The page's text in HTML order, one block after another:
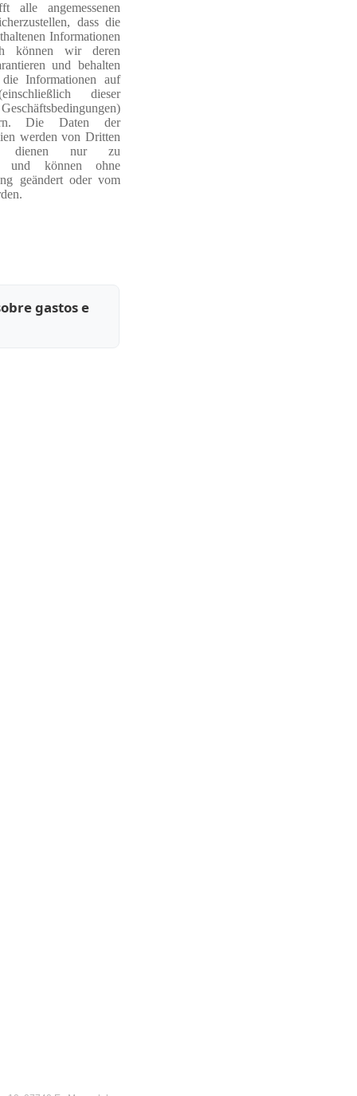
alle angemessenen
dass die
Informationen
können wir deren
und behalten
Informationen auf
dieser
Die Daten der
werden von Dritten
dienen nur zu
und können ohne
geändert oder vom